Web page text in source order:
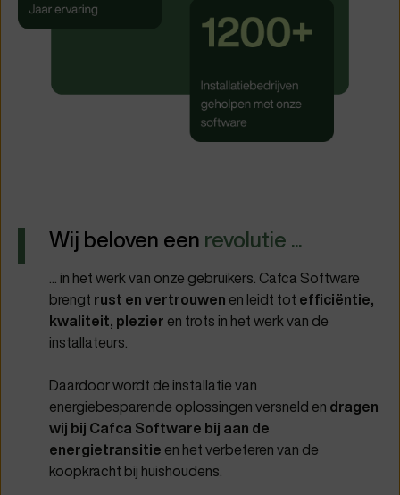
Wij beloven een revolutie ...
... in het werk van onze gebruikers. Cafca Software
brengt rust en vertrouwen en leidt tot efficiëntie,
kwaliteit, plezier en trots in het werk van de
installateurs.
Daardoor wordt de installatie van
energiebesparende oplossingen versneld en dragen
wij bij Cafca Software bij aan de
energietransitie en het verbeteren van de
koopkracht bij huishoudens.